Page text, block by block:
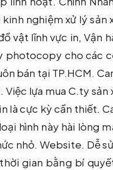
nghiệm xử lý sản
vật lĩnh vực in,Vận
photocopy cho các
bán tại TP.HCM.
Việc lựa mua C.ty sản
là cực kỳ cần thiết.
loại hình này hài lòng
nhỏ.Website. Dễ
gian bằng bí